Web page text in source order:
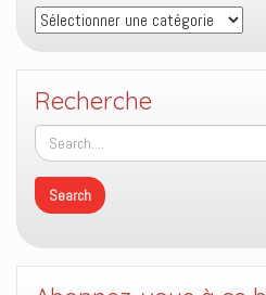
Thèmes
Recherche